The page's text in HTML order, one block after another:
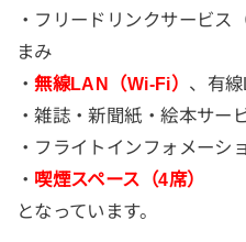
・フリードリンクサービス
まみ
・無線LAN（Wi-Fi） 、有線
・雑誌・新聞紙・絵本サー
・フライトインフォメーシ
・ 喫煙スペース（4席）
となっています。